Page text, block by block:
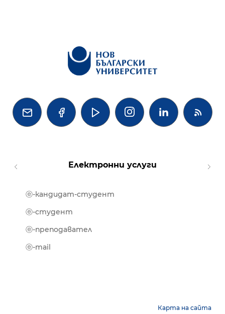
   
Електронни услуги
ⓔ-кандидат-студент
ⓔ-студент
ⓔ-преподавател
ⓔ-mail
Карта на сайта